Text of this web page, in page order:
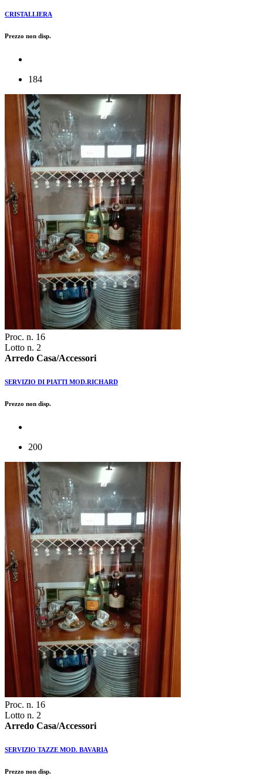
CRISTALLIERA
Prezzo non disp.
184
Proc. n. 16
Lotto n. 2
Arredo Casa/Accessori
SERVIZIO DI PIATTI MOD.RICHARD
Prezzo non disp.
200
Proc. n. 16
Lotto n. 2
Arredo Casa/Accessori
SERVIZIO TAZZE MOD. BAVARIA
Prezzo non disp.